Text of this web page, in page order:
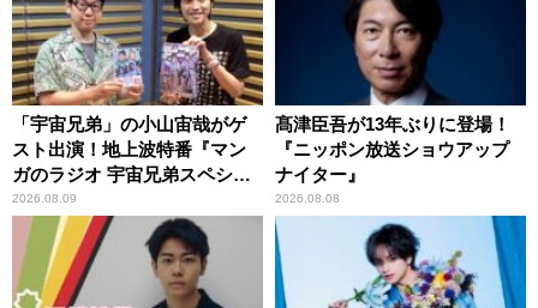
「宇宙兄弟」の小山宙哉がゲ
スト出演！地上波特番『マン
ガのラジオ 宇宙兄弟スペシャ
ル 』
2026.08.09
髙津臣吾が13年ぶりに登場！
『ニッポン放送ショウアップ
ナイター』
2026.08.08